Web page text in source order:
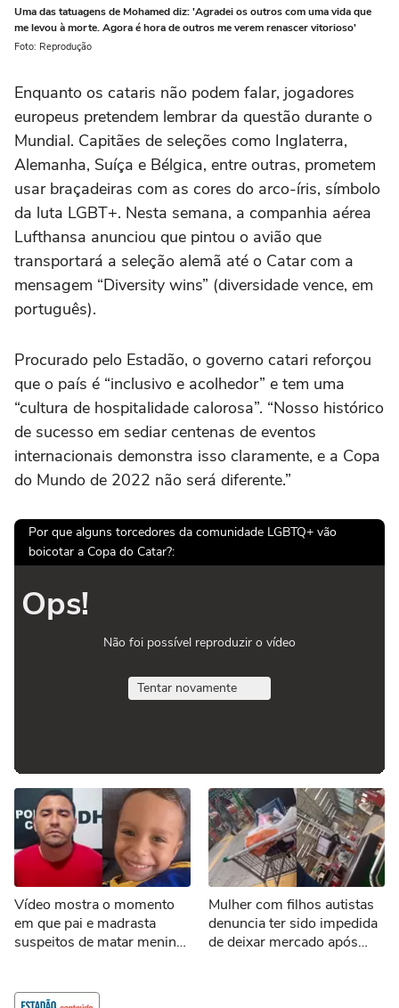
Uma das tatuagens de Mohamed diz: 'Agradei os outros com uma vida que
me levou à morte. Agora é hora de outros me verem renascer vitorioso'
Foto: Reprodução
Enquanto os cataris não podem falar, jogadores
europeus pretendem lembrar da questão durante o
Mundial. Capitães de seleções como Inglaterra,
Alemanha, Suíça e Bélgica, entre outras, prometem
usar braçadeiras com as cores do arco-íris, símbolo
da luta LGBT+. Nesta semana, a companhia aérea
Lufthansa anunciou que pintou o avião que
transportará a seleção alemã até o Catar com a
mensagem “Diversity wins” (diversidade vence, em
português).
Procurado pelo Estadão, o governo catari reforçou
que o país é “inclusivo e acolhedor” e tem uma
“cultura de hospitalidade calorosa”. “Nosso histórico
de sucesso em sediar centenas de eventos
internacionais demonstra isso claramente, e a Copa
do Mundo de 2022 não será diferente.”
Por que alguns torcedores da comunidade LGBTQ+ vão
boicotar a Copa do Catar?:
Ops!
Não foi possível reproduzir o vídeo
Tentar novamente
Vídeo mostra o momento
em que pai e madrasta
suspeitos de matar menino
Mulher com filhos autistas
denuncia ter sido impedida
de deixar mercado após